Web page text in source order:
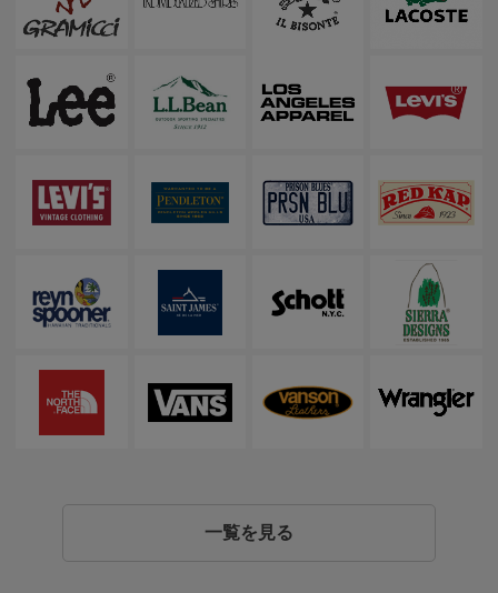
一覧を見る